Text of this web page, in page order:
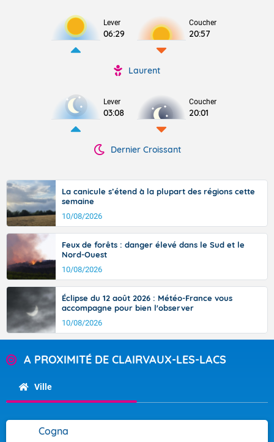
Lever
06:29
Coucher
20:57
Laurent
Lever
03:08
Coucher
20:01
Dernier Croissant
La canicule s’étend à la plupart des régions cette
semaine
10/08/2026
Feux de forêts : danger élevé dans le Sud et le
Nord-Ouest
10/08/2026
Éclipse du 12 août 2026 : Météo-France vous
accompagne pour bien l'observer
10/08/2026
A PROXIMITÉ DE CLAIRVAUX-LES-LACS
Ville
Cogna